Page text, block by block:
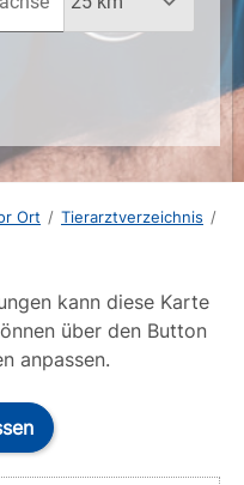
Ort / Tierarztverzeichnis /
kann diese Karte
über den Button
anpassen.